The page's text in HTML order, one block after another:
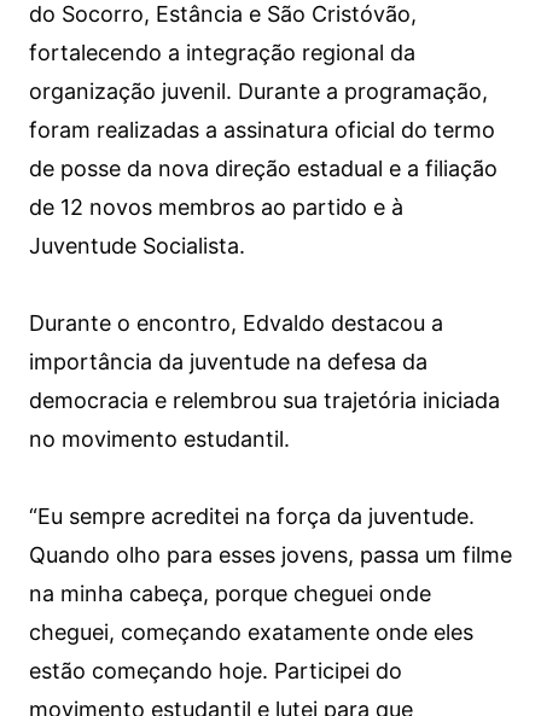
do Socorro, Estância e São Cristóvão,
fortalecendo a integração regional da
organização juvenil. Durante a programação,
foram realizadas a assinatura oficial do termo
de posse da nova direção estadual e a filiação
de 12 novos membros ao partido e à
Juventude Socialista.
Durante o encontro, Edvaldo destacou a
importância da juventude na defesa da
democracia e relembrou sua trajetória iniciada
no movimento estudantil.
“Eu sempre acreditei na força da juventude.
Quando olho para esses jovens, passa um filme
na minha cabeça, porque cheguei onde
cheguei, começando exatamente onde eles
estão começando hoje. Participei do
movimento estudantil e lutei para que